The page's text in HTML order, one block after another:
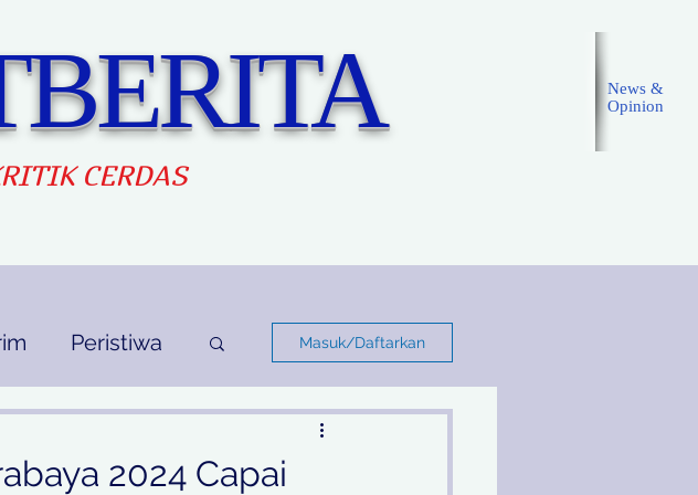
CERDAS
News &
Opinion
Peristiwa Masuk/Daftarkan
2024 Capai